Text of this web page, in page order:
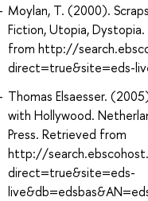
Moylan, T. (2000).
Fiction, Utopia,
from http://
direct=true&site=eds-
Thomas Elsaesser.
with Hollywood.
Press. Retrieved from
http://
direct=true&site=eds-